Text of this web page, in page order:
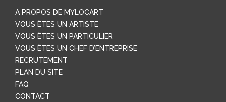
A PROPOS DE MYLOCART
VOUS ÊTES UN ARTISTE
VOUS ÊTES UN PARTICULIER
VOUS ÊTES UN CHEF D’ENTREPRISE
RECRUTEMENT
PLAN DU SITE
FAQ
CONTACT